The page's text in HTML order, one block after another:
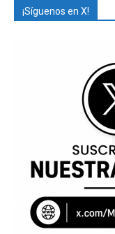
¡Síguenos en X!